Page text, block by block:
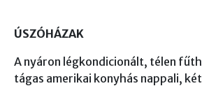
ÚSZÓHÁZAK
A nyáron légkondicionált, télen
tágas amerikai konyhás nappali,